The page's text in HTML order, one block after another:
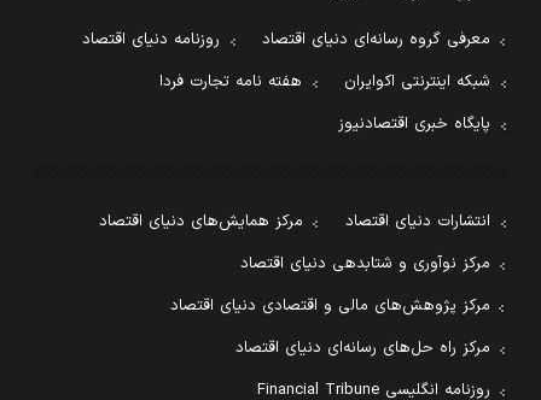
معرفی گروه رسانه‌ای دنیای اقتصاد
روزنامه دنیای اقتصاد
شبکه اینترنتی اکوایران
هفته نامه تجارت فردا
پایگاه خبری اقتصادنیوز
انتشارات دنیای اقتصاد
مرکز همایش‌های دنیای اقتصاد
مرکز نوآوری و شتابدهی دنیای اقتصاد
مرکز پژوهش‌های مالی و اقتصادی دنیای اقتصاد
مرکز راه حل‌های رسانه‌ای دنیای اقتصاد
روزنامه انگلیسی Financial Tribune